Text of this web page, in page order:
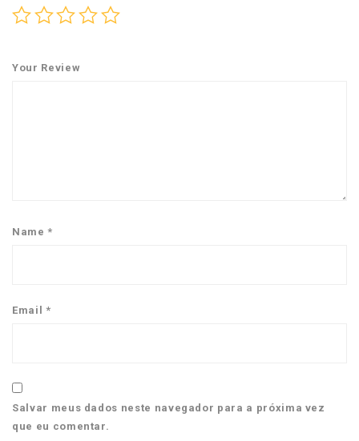
Your Review
Name*
Email *
Salvar meus dados neste navegador para a próxima vez
que eu comentar.